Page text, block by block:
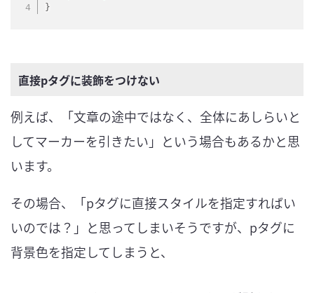
}
直接pタグに装飾をつけない
例えば、「文章の途中ではなく、全体にあしらいと
してマーカーを引きたい」という場合もあるかと思
います。
その場合、「pタグに直接スタイルを指定すればい
いのでは？」と思ってしまいそうですが、pタグに
背景色を指定してしまうと、